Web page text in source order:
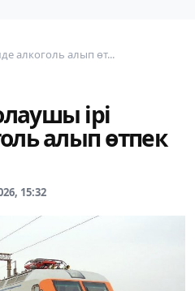
алкоголь алып өт...
ірі
алып өтпек
15:32